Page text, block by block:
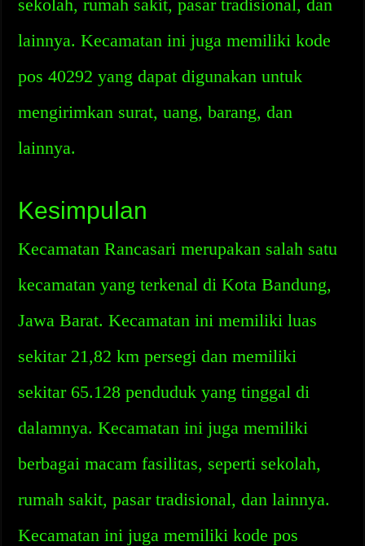
sekolah, rumah sakit, pasar tradisional, dan
lainnya. Kecamatan ini juga memiliki kode
pos 40292 yang dapat digunakan untuk
mengirimkan surat, uang, barang, dan
lainnya.
Kesimpulan
Kecamatan Rancasari merupakan salah satu
kecamatan yang terkenal di Kota Bandung,
Jawa Barat. Kecamatan ini memiliki luas
sekitar 21,82 km persegi dan memiliki
sekitar 65.128 penduduk yang tinggal di
dalamnya. Kecamatan ini juga memiliki
berbagai macam fasilitas, seperti sekolah,
rumah sakit, pasar tradisional, dan lainnya.
Kecamatan ini juga memiliki kode pos